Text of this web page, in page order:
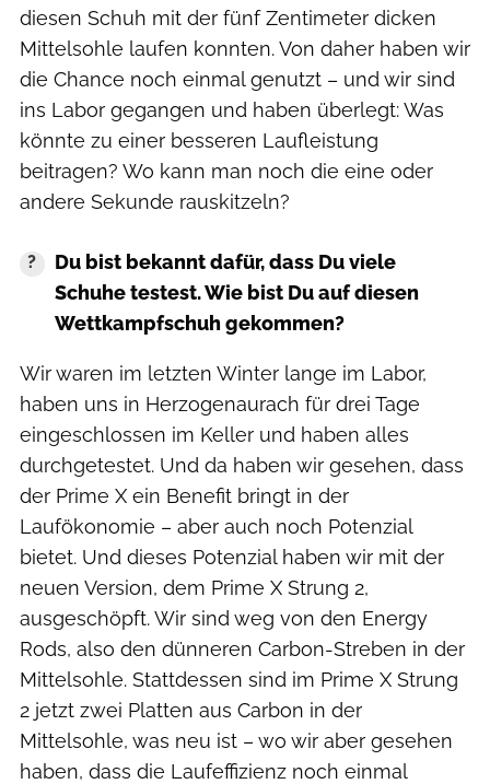
diesen Schuh mit der fünf Zentimeter dicken
Mittelsohle laufen konnten. Von daher haben wir
die Chance noch einmal genutzt – und wir sind
ins Labor gegangen und haben überlegt: Was
könnte zu einer besseren Laufleistung
beitragen? Wo kann man noch die eine oder
andere Sekunde rauskitzeln?
Du bist bekannt dafür, dass Du viele
Schuhe testest. Wie bist Du auf diesen
Wettkampfschuh gekommen?
Wir waren im letzten Winter lange im Labor,
haben uns in Herzogenaurach für drei Tage
eingeschlossen im Keller und haben alles
durchgetestet. Und da haben wir gesehen, dass
der Prime X ein Benefit bringt in der
Laufökonomie – aber auch noch Potenzial
bietet. Und dieses Potenzial haben wir mit der
neuen Version, dem Prime X Strung 2,
ausgeschöpft. Wir sind weg von den Energy
Rods, also den dünneren Carbon-Streben in der
Mittelsohle. Stattdessen sind im Prime X Strung
2 jetzt zwei Platten aus Carbon in der
Mittelsohle, was neu ist – wo wir aber gesehen
haben, dass die Laufeffizienz noch einmal